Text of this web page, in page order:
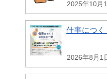
2025年10月
仕事につ
2026年8月1